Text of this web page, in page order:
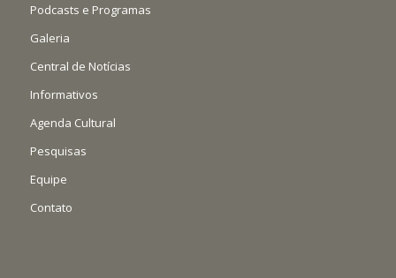
Podcasts e Programas
Galeria
Central de Notícias
Informativos
Agenda Cultural
Pesquisas
Equipe
Contato